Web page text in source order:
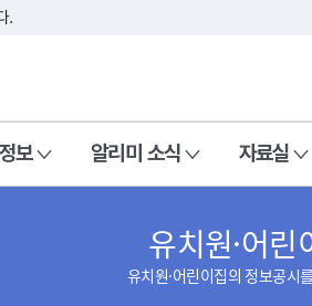
.
보 알리미 소식 자료실
유치원·어린
유치원·어린이집의 정보공시